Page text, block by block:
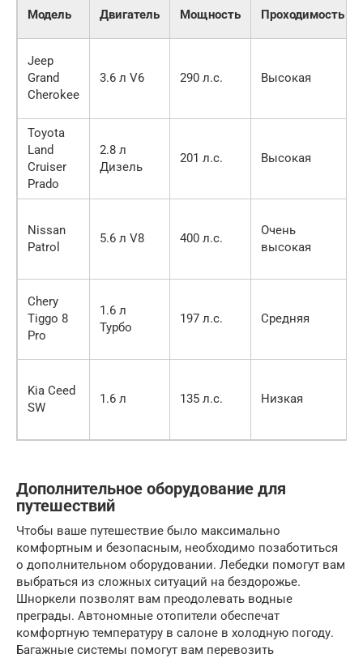
Модель Двигатель Мощность Проходимость
Jeep
Grand
Cherokee
3.6 л V6 290 л.с. Высокая
Toyota
Land
Cruiser
Prado
2.8 л
Дизель
201 л.с. Высокая
Nissan
Patrol
5.6 л V8 400 л.с.
Очень
высокая
Chery
Tiggo 8
Pro
1.6 л
Турбо
197 л.с. Средняя
Kia Ceed
SW
1.6 л 135 л.с. Низкая
Дополнительное оборудование для
путешествий
Чтобы ваше путешествие было максимально
комфортным и безопасным, необходимо позаботиться
о дополнительном оборудовании. Лебедки помогут вам
выбраться из сложных ситуаций на бездорожье.
Шноркели позволят вам преодолевать водные
преграды. Автономные отопители обеспечат
комфортную температуру в салоне в холодную погоду.
Багажные системы помогут вам перевозить